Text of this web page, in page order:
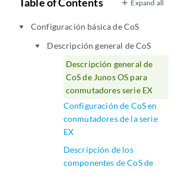
Expand all
play_arrow Configuración básica de CoS
play_arrow
Descripción general de CoS
Descripción general de
CoS de Junos OS para
conmutadores serie EX
Configuración de CoS en
conmutadores de la serie
EX
Descripción de los
componentes de CoS de